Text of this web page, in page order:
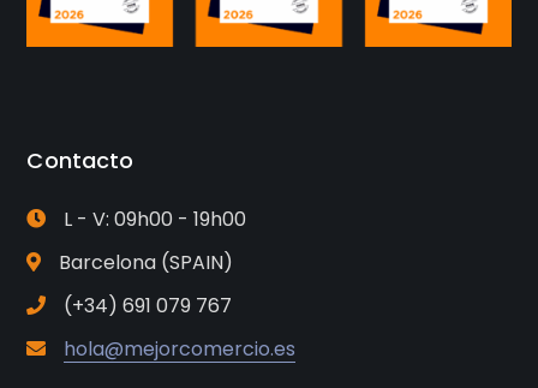
Contacto
L - V: 09h00 - 19h00
Barcelona (SPAIN)
(+34) 691 079 767
hola@mejorcomercio.es